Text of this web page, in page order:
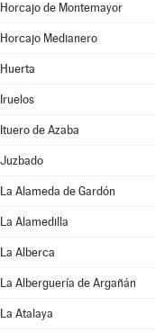
Horcajo de Montemayor
Horcajo Medianero
Huerta
Iruelos
Ituero de Azaba
Juzbado
La Alameda de Gardón
La Alamedilla
La Alberca
La Alberguería de Argañán
La Atalaya